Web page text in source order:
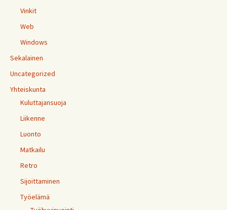
Vinkit
Web
Windows
Sekalainen
Uncategorized
Yhteiskunta
Kuluttajansuoja
Liikenne
Luonto
Matkailu
Retro
Sijoittaminen
Työelämä